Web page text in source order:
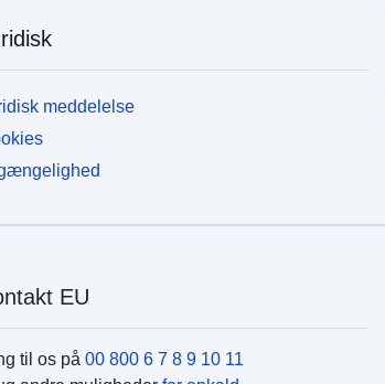
meddelelse
EU
til os på 00 800 6 7 8 9 10 11